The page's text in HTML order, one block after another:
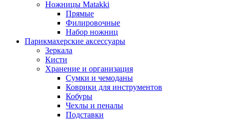
Ножницы Matakki
Прямые
Филировочные
Набор ножниц
Парикмахерские аксессуары
Зеркала
Кисти
Хранение и организация
Сумки и чемоданы
Коврики для инструментов
Кобуры
Чехлы и пеналы
Подставки